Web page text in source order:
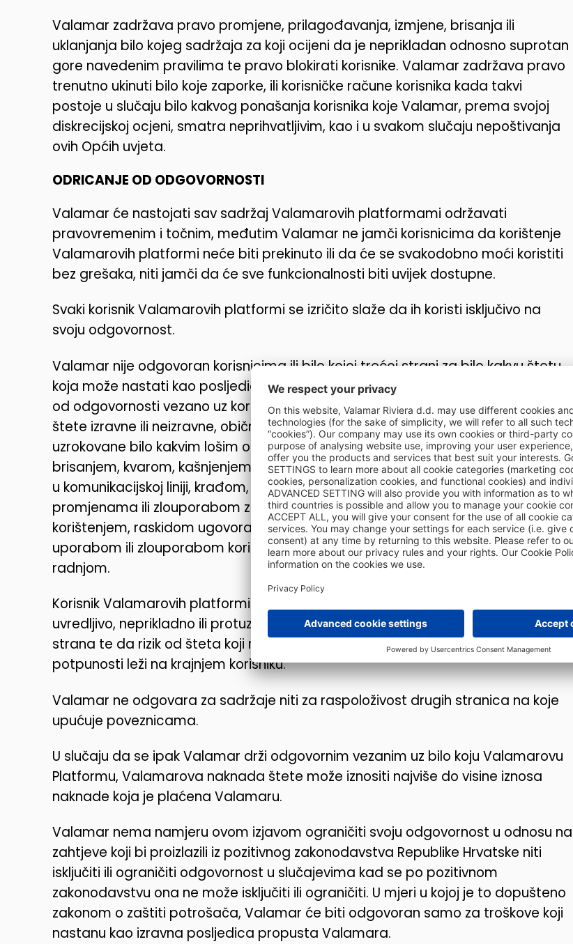
Valamar zadržava pravo promjene, prilagođavanja, izmjene, brisanja ili
uklanjanja bilo kojeg sadržaja za koji ocijeni da je neprikladan odnosno suprotan
gore navedenim pravilima te pravo blokirati korisnike. Valamar zadržava pravo
trenutno ukinuti bilo koje zaporke, ili korisničke račune korisnika kada takvi
postoje u slučaju bilo kakvog ponašanja korisnika koje Valamar, prema svojoj
diskrecijskoj ocjeni, smatra neprihvatljivim, kao i u svakom slučaju nepoštivanja
ovih Općih uvjeta.
ODRICANJE OD ODGOVORNOSTI
Valamar će nastojati sav sadržaj Valamarovih platformami održavati
pravovremenim i točnim, međutim Valamar ne jamči korisnicima da korištenje
Valamarovih platformi neće biti prekinuto ili da će se svakodobno moći koristiti
bez grešaka, niti jamči da će sve funkcionalnosti biti uvijek dostupne.
Svaki korisnik Valamarovih platformi se izričito slaže da ih koristi isključivo na
svoju odgovornost.
Valamar nije odgovoran korisnicima ili bilo kojoj trećoj strani za bilo kakvu štetu
koja može nastati kao posljedica korištenja Valamarovih platformi. Odricanje
od odgovornosti vezano uz korištenje Valamarovih platformi odnosi se na sve
štete izravne ili neizravne, običnu štetu, izgubljenu dobit ili nematerijalnu štetu
uzrokovane bilo kakvim lošim osobinama, greškom, izuzećem, prekidom,
brisanjem, kvarom, kašnjenjem u radu ili prijenosu, računalnim virusom, prekidom
u komunikacijskoj liniji, krađom, uništenjem ili neovlaštenim pristupom,
promjenama ili zlouporabom zapisa ili koje su uzrokovane samim neovlaštenim
korištenjem, raskidom ugovora, neprikladnim ponašanjem bilo kojeg korisnika,
uporabom ili zlouporabom korištenja sadržaja, nemarom ili bilo kakvom drugom
radnjom.
Korisnik Valamarovih platformi izričito potvrđuje da Valamar nije odgovoran za
uvredljivo, neprikladno ili protuzakonito ponašanje drugih korisnika ili trećih
strana te da rizik od šteta koji može nastati kao posljedica navedenog u
potpunosti leži na krajnjem korisniku.
Valamar ne odgovara za sadržaje niti za raspoloživost drugih stranica na koje
upućuje poveznicama.
U slučaju da se ipak Valamar drži odgovornim vezanim uz bilo koju Valamarovu
Platformu, Valamarova naknada štete može iznositi najviše do visine iznosa
naknade koja je plaćena Valamaru.
Valamar nema namjeru ovom izjavom ograničiti svoju odgovornost u odnosu na
zahtjeve koji bi proizlazili iz pozitivnog zakonodavstva Republike Hrvatske niti
isključiti ili ograničiti odgovornost u slučajevima kad se po pozitivnom
zakonodavstvu ona ne može isključiti ili ograničiti. U mjeri u kojoj je to dopušteno
zakonom o zaštiti potrošača, Valamar će biti odgovoran samo za troškove koji
nastanu kao izravna posljedica propusta Valamara.